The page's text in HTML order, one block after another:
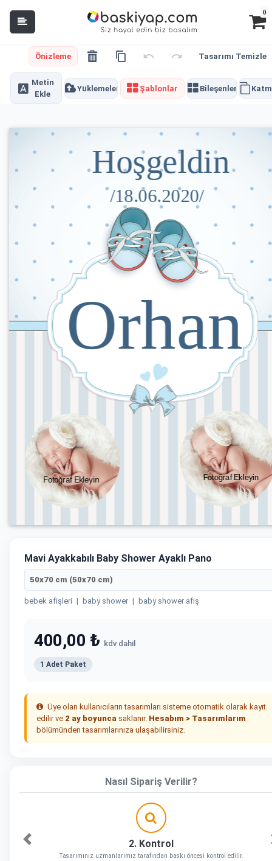
0
Önizleme Tasarımı Temizle
Metin
Ekle
Yüklemeler Şablonlar Bileşenler
Mavi Ayakkabılı Baby Shower Ayaklı Pano
50x70 cm (50x70 cm)
bebek afişleri | baby shower | baby shower afiş
400,00 ₺ kdv dahil
1 Adet Paket
Üye olan kullanıcıların tasarımları sisteme otomatik olarak kayıt
edilir ve 2 ay boyunca saklanır. Hesabım > Tasarımlarım
bölümünden tasarımlarınıza ulaşabilirsiniz.
Nasıl Sipariş Verilir?
2. Kontrol
Tasarımınız uzmanlarımız tarafından baskı öncesi kontrol edilir.
Önceki